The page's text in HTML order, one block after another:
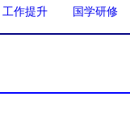
工作提升 国学研修